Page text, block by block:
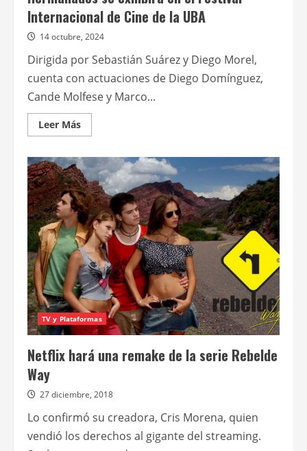
Internacional de Cine de la UBA
14 octubre, 2024
Dirigida por Sebastián Suárez y Diego Morel,
cuenta con actuaciones de Diego Domínguez,
Cande Molfese y Marco...
Leer MásLeer
más
Hermanados
se
exhibirá
en
el
Festival
Internacional
de
Cine
de
la
UBA
TV y Plataformas
Netflix hará una remake de la serie Rebelde
Way
27 diciembre, 2018
Lo confirmó su creadora, Cris Morena, quien
vendió los derechos al gigante del streaming.